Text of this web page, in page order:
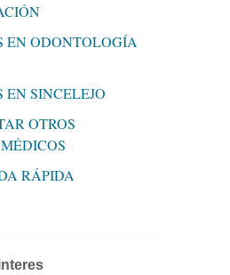
EN ODONTOLOGÍA
EN SINCELEJO
OTROS
RÁPIDA